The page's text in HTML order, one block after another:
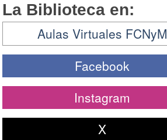
La Biblioteca en:
Aulas Virtuales FCNyM
Facebook
Instagram
X